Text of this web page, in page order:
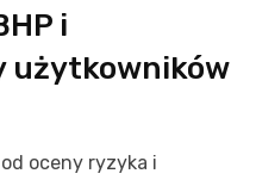
i
użytkowników
oceny ryzyka i